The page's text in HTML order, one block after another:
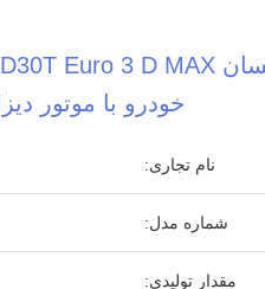
خودرو با موتور
نام تجاری:
شماره مدل:
مقدار تولیدی: